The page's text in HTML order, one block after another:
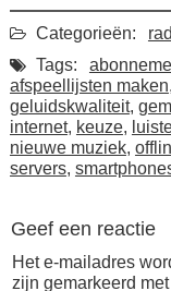
Categorieën:
Tags:
afspeellijsten maken,
geluidskwaliteit,
internet, keuze,
nieuwe muziek,
servers,
Geef een reactie
Het e-mailadres
zijn gemarkeerd met